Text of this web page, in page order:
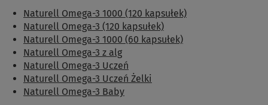
Naturell Omega-3 1000 (120 kapsułek)
Naturell Omega-3 (120 kapsułek)
Naturell Omega-3 1000 (60 kapsułek)
Naturell Omega-3 z alg
Naturell Omega-3 Uczeń
Naturell Omega-3 Uczeń Żelki
Naturell Omega-3 Baby